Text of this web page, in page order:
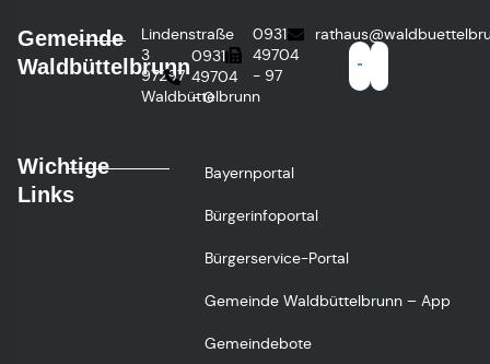
Gemeinde
Waldbüttelbrunn
Lindenstraße
3
97297
Waldbüttelbrunn
0931
49704
- 0
0931
49704
- 97
Wichtige
Links
Bayernportal
Bürgerinfoportal
Bürgerservice-Portal
Gemeinde Waldbüttelbrunn – App
Gemeindebote